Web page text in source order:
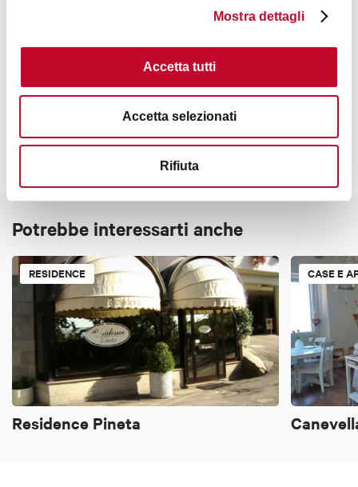
Mostra dettagli
Accetta tutti
Accetta selezionati
Rifiuta
Contatti
Potrebbe interessarti anche
RESIDENCE
Residence Pineta
CASE E